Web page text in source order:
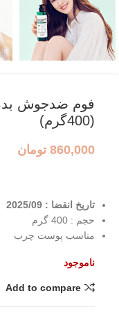
فوم ضدجوش
(400گرم)
860,000 تومان
تاریخ انقضا : 2025/09
حجم : 400 گرم
مناسب پوست چرب
ناموجود
Add to compare